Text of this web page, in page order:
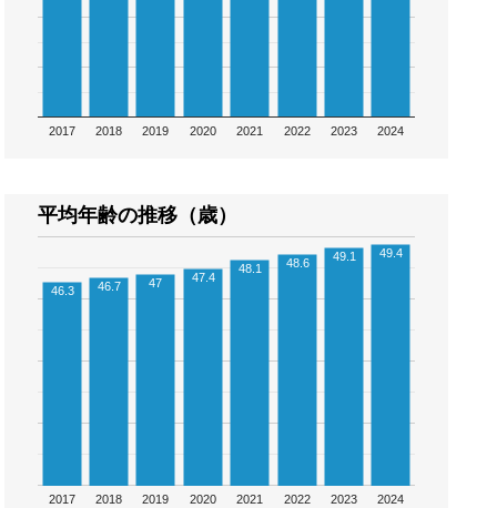
2017 2018 2019 2020 2021 2022 2023 2024
平均年齢の推移（歳）
2017 2018 2019 2020 2021 2022 2023 2024
46.3 46.7 47 47.4
48.1 48.6 49.1 49.4